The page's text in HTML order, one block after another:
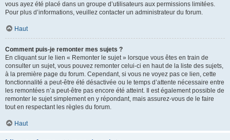
vous ayez été placé dans un groupe d’utilisateurs aux permissions limitées.
Pour plus d’informations, veuillez contacter un administrateur du forum.
Haut
Comment puis-je remonter mes sujets ?
En cliquant sur le lien « Remonter le sujet » lorsque vous êtes en train de
consulter un sujet, vous pouvez remonter celui-ci en haut de la liste des sujets,
à la première page du forum. Cependant, si vous ne voyez pas ce lien, cette
fonctionnalité a peut-être été désactivée ou le temps d’attente nécessaire entre
les remontées n’a peut-être pas encore été atteint. Il est également possible de
remonter le sujet simplement en y répondant, mais assurez-vous de le faire
tout en respectant les règles du forum.
Haut